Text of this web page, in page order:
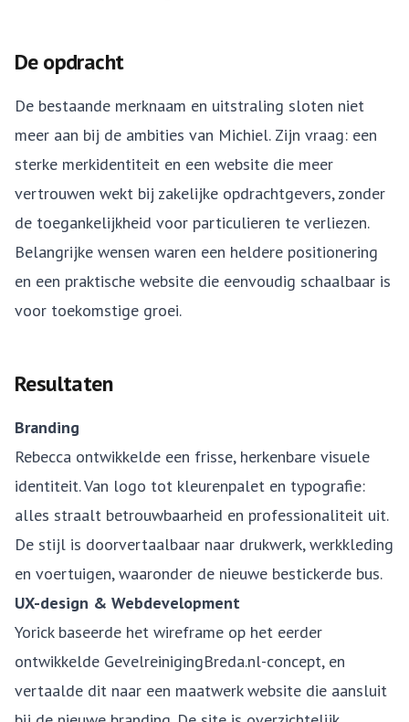
De opdracht
De bestaande merknaam en uitstraling sloten niet
meer aan bij de ambities van Michiel. Zijn vraag: een
sterke merkidentiteit en een website die meer
vertrouwen wekt bij zakelijke opdrachtgevers, zonder
de toegankelijkheid voor particulieren te verliezen.
Belangrijke wensen waren een heldere positionering
en een praktische website die eenvoudig schaalbaar is
voor toekomstige groei.
Resultaten
Branding
Rebecca ontwikkelde een frisse, herkenbare visuele
identiteit. Van logo tot kleurenpalet en typografie:
alles straalt betrouwbaarheid en professionaliteit uit.
De stijl is doorvertaalbaar naar drukwerk, werkkleding
en voertuigen, waaronder de nieuwe bestickerde bus.
UX-design & Webdevelopment
Yorick baseerde het wireframe op het eerder
ontwikkelde GevelreinigingBreda.nl-concept, en
vertaalde dit naar een maatwerk website die aansluit